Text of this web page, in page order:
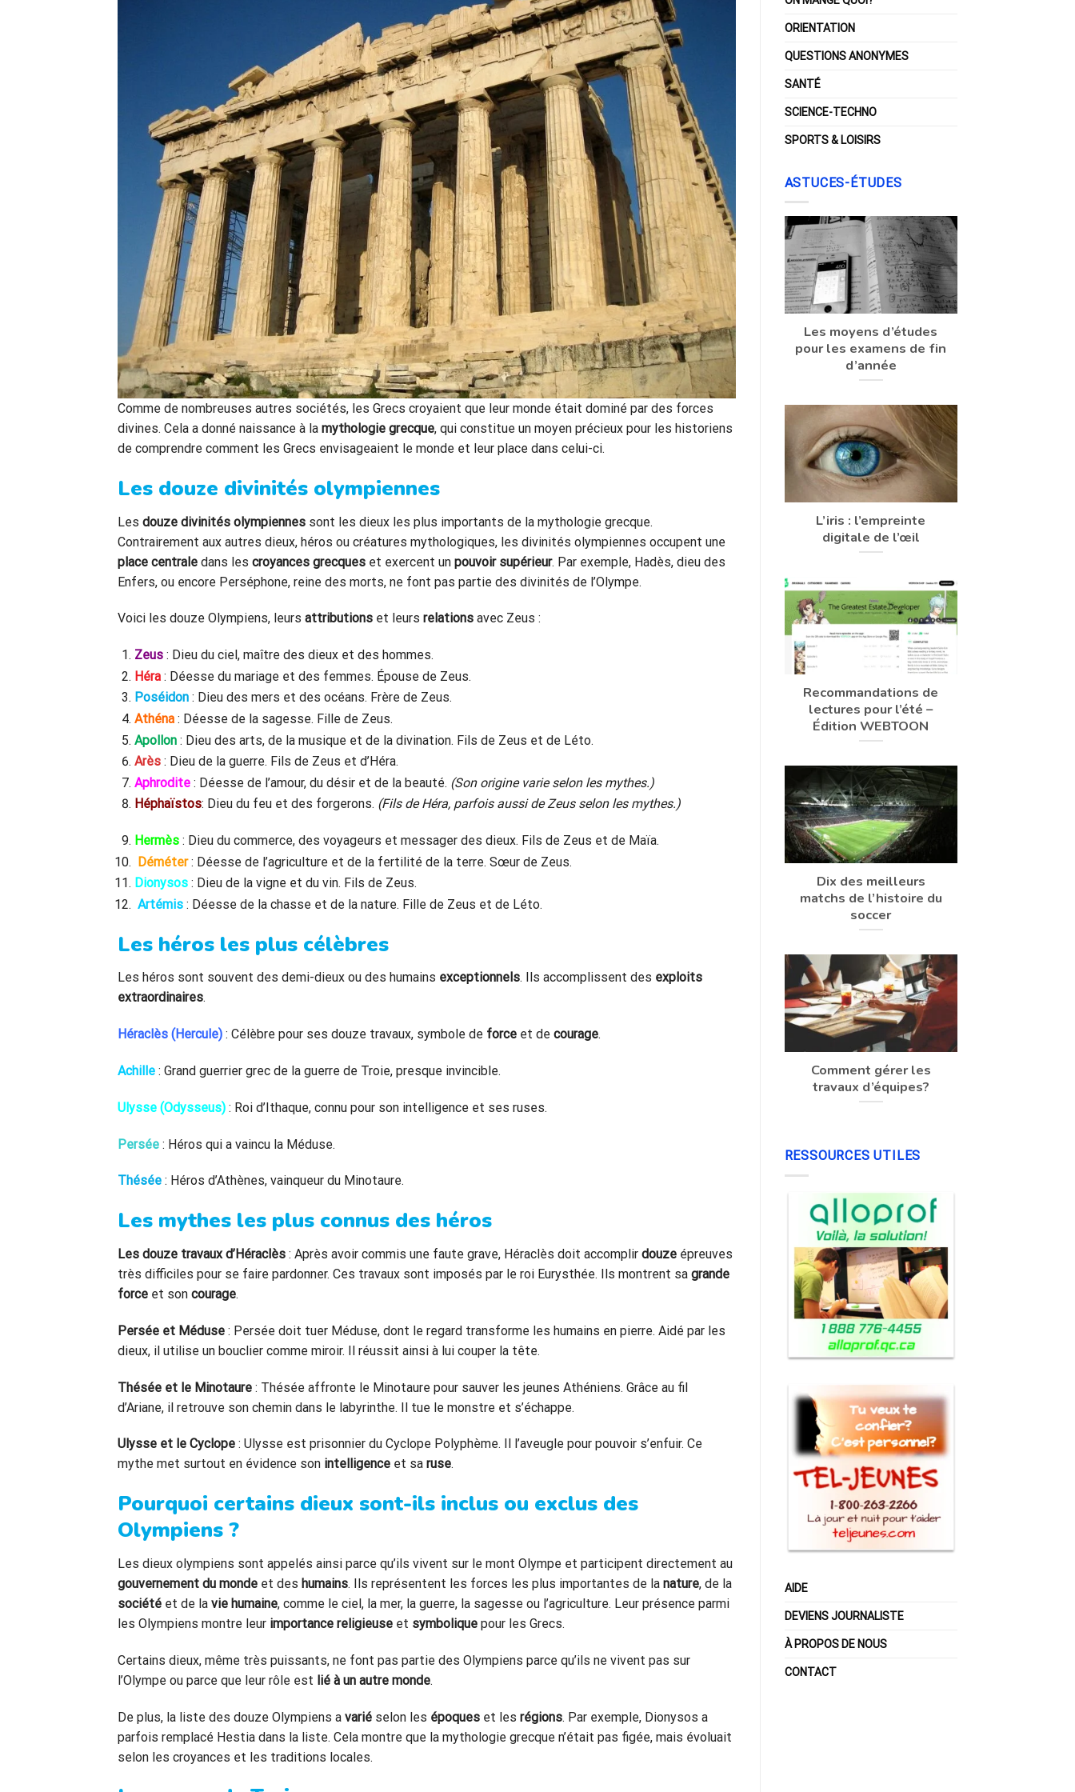
Comme de nombreuses autres sociétés, les Grecs croyaient que leur monde était dominé par des forces
divines. Cela a donné naissance à la mythologie grecque, qui constitue un moyen précieux pour les historiens
de comprendre comment les Grecs envisageaient le monde et leur place dans celui-ci.
Les douze divinités olympiennes
Les douze divinités olympiennes sont les dieux les plus importants de la mythologie grecque.
Contrairement aux autres dieux, héros ou créatures mythologiques, les divinités olympiennes occupent une
place centrale dans les croyances grecques et exercent un pouvoir supérieur. Par exemple, Hadès, dieu des
Enfers, ou encore Perséphone, reine des morts, ne font pas partie des divinités de l’Olympe.
Voici les douze Olympiens, leurs attributions et leurs relations avec Zeus :
Zeus: Dieu du ciel, maître des dieux et des hommes.
Héra : Déesse du mariage et des femmes. Épouse de Zeus.
Poséidon: Dieu des mers et des océans. Frère de Zeus.
Athéna: Déesse de la sagesse. Fille de Zeus.
Apollon: Dieu des arts, de la musique et de la divination. Fils de Zeus et de Léto.
Arès: Dieu de la guerre. Fils de Zeus et d’Héra.
Aphrodite: Déesse de l’amour, du désir et de la beauté. (Son origine varie selon les mythes.)
Héphaïstos: Dieu du feu et des forgerons. (Fils de Héra, parfois aussi de Zeus selon les mythes.)
Hermès: Dieu du commerce, des voyageurs et messager des dieux. Fils de Zeus et de Maïa.
Déméter : Déesse de l’agriculture et de la fertilité de la terre. Sœur de Zeus.
Dionysos: Dieu de la vigne et du vin. Fils de Zeus.
Artémis : Déesse de la chasse et de la nature. Fille de Zeus et de Léto.
Les héros les plus célèbres
Les héros sont souvent des demi-dieux ou des humains exceptionnels. Ils accomplissent des exploits
extraordinaires.
Héraclès (Hercule) : Célèbre pour ses douze travaux, symbole de force et de courage.
Achille : Grand guerrier grec de la guerre de Troie, presque invincible.
Ulysse (Odysseus) : Roi d’Ithaque, connu pour son intelligence et ses ruses.
Persée : Héros qui a vaincu la Méduse.
Thésée : Héros d’Athènes, vainqueur du Minotaure.
Les mythes les plus connus des héros
Les douze travaux d’Héraclès : Après avoir commis une faute grave, Héraclès doit accomplir douze épreuves
très difficiles pour se faire pardonner. Ces travaux sont imposés par le roi Eurysthée. Ils montrent sa grande
force et son courage.
Persée et Méduse : Persée doit tuer Méduse, dont le regard transforme les humains en pierre. Aidé par les
dieux, il utilise un bouclier comme miroir. Il réussit ainsi à lui couper la tête.
Thésée et le Minotaure : Thésée affronte le Minotaure pour sauver les jeunes Athéniens. Grâce au fil
d’Ariane, il retrouve son chemin dans le labyrinthe. Il tue le monstre et s’échappe.
Ulysse et le Cyclope : Ulysse est prisonnier du Cyclope Polyphème. Il l’aveugle pour pouvoir s’enfuir. Ce
mythe met surtout en évidence son intelligence et sa ruse.
Pourquoi certains dieux sont-ils inclus ou exclus des
Olympiens ?
Les dieux olympiens sont appelés ainsi parce qu’ils vivent sur le mont Olympe et participent directement au
gouvernement du monde et des humains. Ils représentent les forces les plus importantes de la nature, de la
société et de la vie humaine, comme le ciel, la mer, la guerre, la sagesse ou l’agriculture. Leur présence parmi
les Olympiens montre leur importance religieuse et symbolique pour les Grecs.
Certains dieux, même très puissants, ne font pas partie des Olympiens parce qu’ils ne vivent pas sur
l’Olympe ou parce que leur rôle est lié à un autre monde.
De plus, la liste des douze Olympiens a varié selon les époques et les régions. Par exemple, Dionysos a
parfois remplacé Hestia dans la liste. Cela montre que la mythologie grecque n’était pas figée, mais évoluait
selon les croyances et les traditions locales.
ORIENTATION
QUESTIONS ANONYMES
SANTÉ
SCIENCE-TECHNO
SPORTS & LOISIRS
ASTUCES-ÉTUDES
Les moyens d’études
pour les examens de fin
d’année
L’iris : l’empreinte
digitale de l’œil
Recommandations de
lectures pour l’été –
Édition WEBTOON
Dix des meilleurs
matchs de l’histoire du
soccer
Comment gérer les
travaux d’équipes?
RESSOURCES UTILES
AIDE
DEVIENS JOURNALISTE
À PROPOS DE NOUS
CONTACT